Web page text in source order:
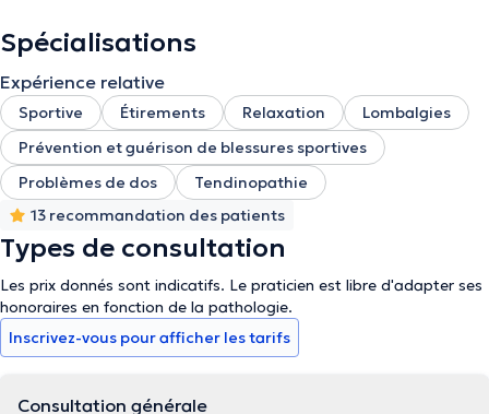
Spécialisations
Expérience relative
Sportive Étirements Relaxation
Lombalgies
Prévention et guérison de blessures sportives
Problèmes de dos
Tendinopathie
13 recommandation des patients
Types de consultation
Les prix donnés sont indicatifs. Le praticien est libre d'adapter ses
honoraires en fonction de la pathologie.
Inscrivez-vous pour afficher les tarifs
Consultation générale